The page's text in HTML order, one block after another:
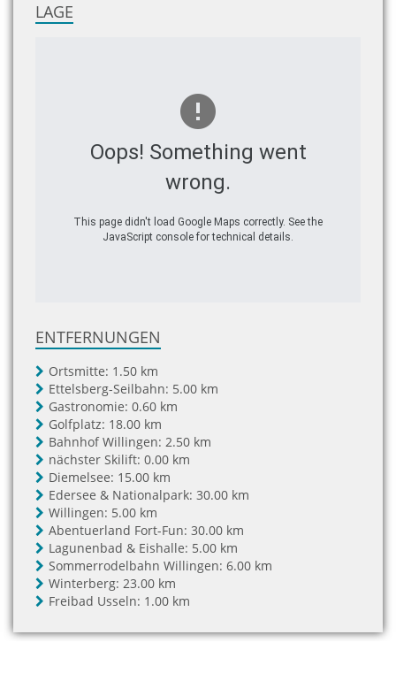
LAGE
Oops! Something went
wrong.
This page didn't load Google Maps correctly. See the
JavaScript console for technical details.
ENTFERNUNGEN
Ortsmitte: 1.50 km
Ettelsberg-Seilbahn: 5.00 km
Gastronomie: 0.60 km
Golfplatz: 18.00 km
Bahnhof Willingen: 2.50 km
nächster Skilift: 0.00 km
Diemelsee: 15.00 km
Edersee & Nationalpark: 30.00 km
Willingen: 5.00 km
Abentuerland Fort-Fun: 30.00 km
Lagunenbad & Eishalle: 5.00 km
Sommerrodelbahn Willingen: 6.00 km
Winterberg: 23.00 km
Freibad Usseln: 1.00 km